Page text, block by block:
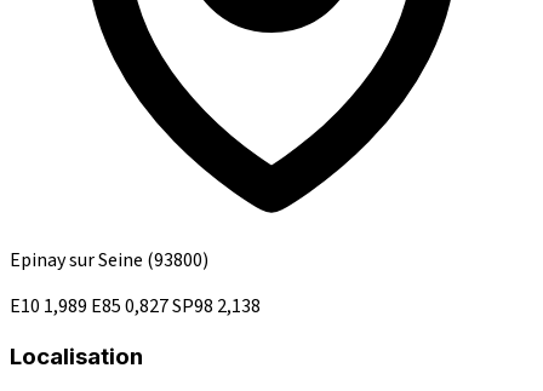
Epinay sur Seine (93800)
E10 1,989 E850,827SP98 2,138
Localisation